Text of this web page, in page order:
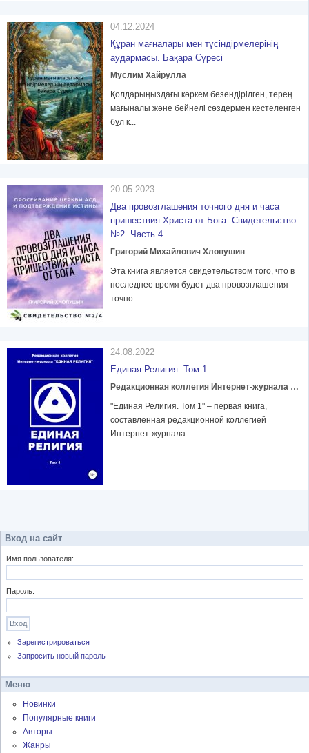
04.12.2024
Құран мағналары мен түсіндірмелерінің
аудармасы. Бақара Сүресі
Муслим Хайрулла
Қолдарыңыздағы көркем безендірілген, терең
мағыналы және бейнелі сөздермен кестеленген
бұл к...
20.05.2023
Два провозглашения точного дня и часа
пришествия Христа от Бога. Свидетельство
№2. Часть 4
Григорий Михайлович Хлопушин
Эта книга является свидетельством того, что в
последнее время будет два провозглашения
точно...
24.08.2022
Единая Религия. Том 1
Редакционная коллегия Интернет-журнала «ЕДИНАЯ РЕЛИГИЯ»
"Единая Религия. Том 1" – первая книга,
составленная редакционной коллегией
Интернет-журнала...
Вход на сайт
Имя пользователя:
Пароль:
Зарегистрироваться
Запросить новый пароль
Меню
Новинки
Популярные книги
Авторы
Жанры